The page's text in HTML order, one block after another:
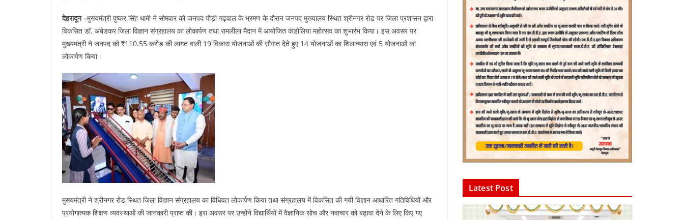
e
b
o
o
k
s
A
p
p
e
st
gr
a
m
e
dI
n
e
देहरादून –मुख्यमंत्री पुष्कर सिंह धामी ने सोमवार को जनपद पौड़ी गढ़वाल के भ्रमण के दौरान जनपद मुख्यालय स्थित श्रीनगर रोड पर जिला प्रशासन द्वारा
विकसित डॉ. अंबेडकर जिला विज्ञान संग्रहालय का लोकार्पण तथा रामलीला मैदान में आयोजित कंडोलिया महोत्सव का शुभारंभ किया। इस अवसर पर
मुख्यमंत्री ने जनपद को ₹110.55 करोड़ की लागत वाली 19 विकास योजनाओं की सौगात देते हुए 14 योजनाओं का शिलान्यास एवं 5 योजनाओं का
लोकार्पण किया।
मुख्यमंत्री ने श्रीनगर रोड स्थित जिला विज्ञान संग्रहालय का विधिवत लोकार्पण किया तथा संग्रहालय में विकसित की गयी विज्ञान आधारित गतिविधियों और
प्रयोगात्मक शिक्षण व्यवस्थाओं की जानकारी प्राप्त की। इस अवसर पर उन्होंने विद्यार्थियों में वैज्ञानिक सोच और नवाचार को बढ़ावा देने के लिए किए गए
Latest Post